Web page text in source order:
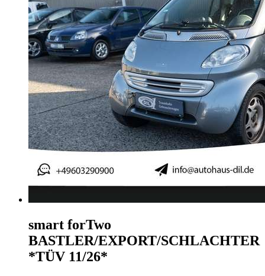
smart forTwo
BASTLER/EXPORT/SCHLACHTER
*TÜV 11/26*